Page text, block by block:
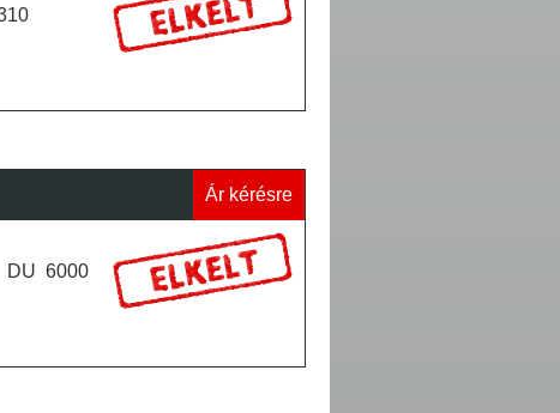
Ár kérésre
DU 6000